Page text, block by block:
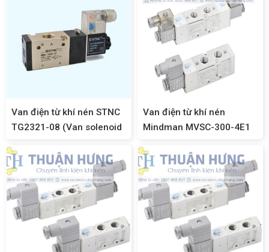
Van điện từ khí nén STNC
TG2321-08 (Van solenoid
Van điện từ khí nén
Mindman MVSC-300-4E1
3/8)